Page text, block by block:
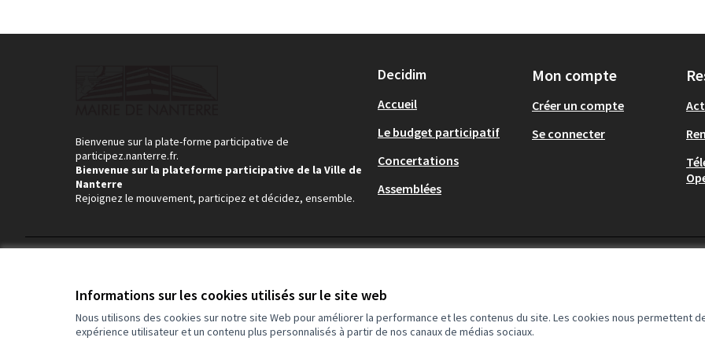
Informations sur les cookies utilisés sur le site web
Nous utilisons des cookies sur notre site Web pour améliorer la performance et les contenus du site. Les cookies nous permettent
expérience utilisateur et un contenu plus personnalisés à partir de nos canaux de médias sociaux.
Bienvenue sur la plate-forme participative de
participez.nanterre.fr.
Bienvenue sur la plateforme participative de la Ville de
Nanterre
Rejoignez le mouvement, participez et décidez, ensemble.
Decidim
Accueil
Le budget participatif
Concertations
Assemblées
Mon compte
Créer un compte
Se connecter